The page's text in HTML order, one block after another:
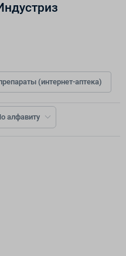
(интернет-аптека)
алфавиту